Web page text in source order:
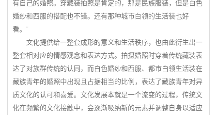
有自己的婚照。穿藏装拍照是肯定的，那是民族服装，但是白色
婚纱和西服的搭配也不错。还有那种城市白领的生活装也好
看。”
文化提供给一整套成形的意义和生活秩序，也由此衍生出一
整套相对应的情感观念和表达方式。拍摄婚照时穿着传统藏装表
达了对族群传统的认同，而白色婚纱和西服、都市白领生活装在
藏族青年的婚照中出现且占据相当的比例，表达了藏族青年对异
质文化的认可和喜爱。文化发展本就是一个流变的过程，传统文
化在频繁的文化接触中，会逐渐吸纳新的元素并调整自身以适应